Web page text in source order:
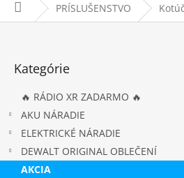
DomovPRÍSLUŠENSTVO
kategórie
Kategórie
🔥 RÁDIO XR ZADARMO 🔥
AKU NÁRADIE
ELEKTRICKÉ NÁRADIE
DEWALT ORIGINAL OBLEČENÍ
AKCIA